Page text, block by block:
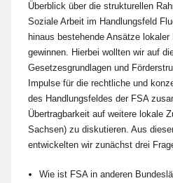
Überblick über die strukturellen
Soziale Arbeit im Handlungsfeld
hinaus bestehende Ansätze
gewinnen. Hierbei wollten wir auf
Gesetzesgrundlagen und
Impulse für die rechtliche und
des Handlungsfeldes der FSA
Übertragbarkeit auf weitere lokale
Sachsen) zu diskutieren. Aus
entwickelten wir zunächst drei
Wie ist FSA in anderen